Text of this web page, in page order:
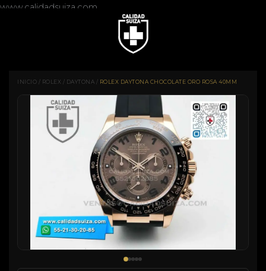
www.calidadsuiza.com
INICIO / ROLEX / DAYTONA / ROLEX DAYTONA CHOCOLATE ORO ROSA 40MM